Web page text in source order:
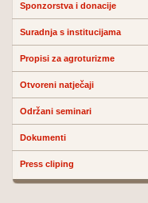
Sponzorstva i donacije
Suradnja s institucijama
Propisi za agroturizme
Otvoreni natječaji
Održani seminari
Dokumenti
Press cliping